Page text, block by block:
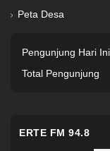
Peta Desa
Pengunjung Hari Ini
Total Pengunjung
ERTE FM 94.8